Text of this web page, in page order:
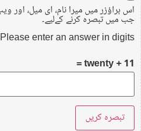
اس براؤزر میں میرا نام، ای میل،
جب میں تبصرہ کرنے کےلیے۔
Please enter an answer in digits:
11 + twenty =